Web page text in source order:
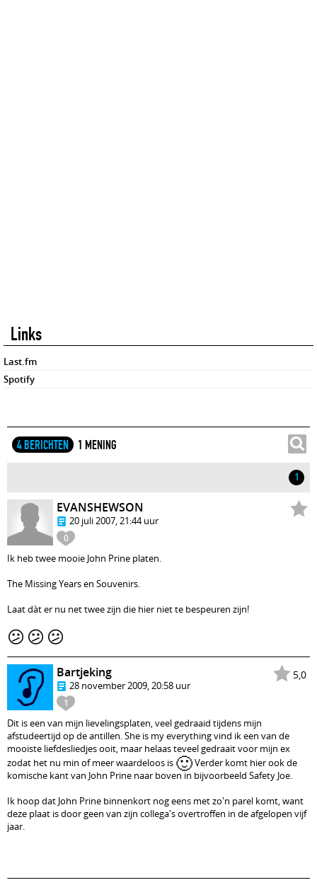
Links
Last.fm
Spotify
4 BERICHTEN 1 MENING
1
0
EVANSHEWSON
20 juli 2007, 21:44 uur
Ik heb twee mooie John Prine platen.
The Missing Years en Souvenirs.
Laat dàt er nu net twee zijn die hier niet te bespeuren zijn!
😕 😕 😕
5,0
1
Bartjeking
28 november 2009, 20:58 uur
Dit is een van mijn lievelingsplaten, veel gedraaid tijdens mijn
afstudeertijd op de antillen. She is my everything vind ik een van de
mooiste liefdesliedjes ooit, maar helaas teveel gedraait voor mijn ex
zodat het nu min of meer waardeloos is 🙂Verder komt hier ook de
komische kant van John Prine naar boven in bijvoorbeeld Safety Joe.
Ik hoop dat John Prine binnenkort nog eens met zo'n parel komt, want
deze plaat is door geen van zijn collega's overtroffen in de afgelopen vijf
jaar.